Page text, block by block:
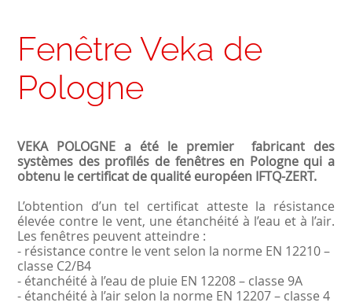
Fenêtre Veka de
Pologne
VEKA POLOGNE a été le premier fabricant des
systèmes des profilés de fenêtres en Pologne qui a
obtenu le certificat de qualité européen IFTQ-ZERT.
L’obtention d’un tel certificat atteste la résistance
élevée contre le vent, une étanchéité à l’eau et à l’air.
Les fenêtres peuvent atteindre :
- résistance contre le vent selon la norme EN 12210 –
classe C2/B4
- étanchéité à l’eau de pluie EN 12208 – classe 9A
- étanchéité à l’air selon la norme EN 12207 – classe 4